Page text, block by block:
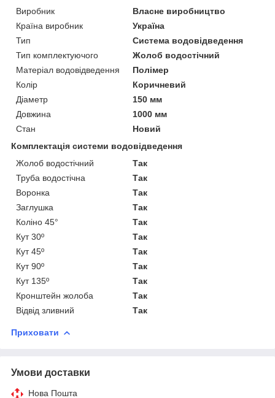
Виробник
Власне виробництво
Країна виробник
Україна
Тип
Система водовідведення
Тип комплектуючого
Жолоб водостічний
Матеріал водовідведення
Полімер
Колір
Коричневий
Діаметр
150 мм
Довжина
1000 мм
Стан
Новий
Комплектація системи водовідведення
Жолоб водостічний
Так
Труба водостічна
Так
Воронка
Так
Заглушка
Так
Коліно 45°
Так
Кут 30º
Так
Кут 45º
Так
Кут 90º
Так
Кут 135º
Так
Кронштейн жолоба
Так
Відвід зливний
Так
Приховати
Умови доставки
Нова Пошта